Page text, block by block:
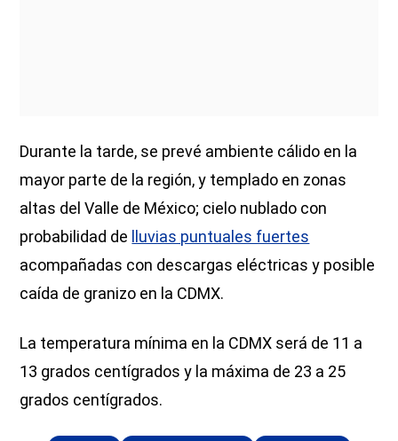
Durante la tarde, se prevé ambiente cálido en la
mayor parte de la región, y templado en zonas
altas del Valle de México; cielo nublado con
probabilidad de
lluvias puntuales fuertes
acompañadas con descargas eléctricas y posible
caída de granizo en la CDMX.
La temperatura mínima en la CDMX será de 11 a
13 grados centígrados y la máxima de 23 a 25
grados centígrados.